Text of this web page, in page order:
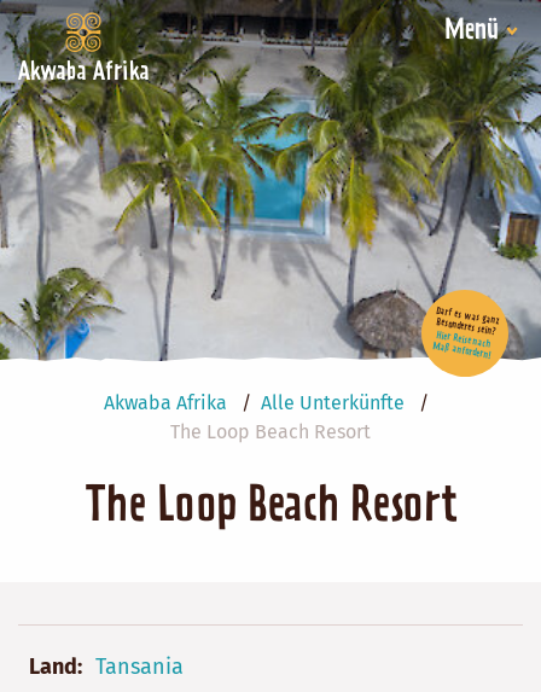
Akwaba Afrika
Menü
Akwaba Afrika
Alle Unterkünfte
The Loop Beach Resort
The Loop Beach Resort
Darf es was ganz Besonderes sein?
Hier Reise nach Maß anfordern!
Land
Tansania